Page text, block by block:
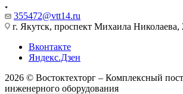
355472@vtt14.ru
г. Якутск, проспект Михаила Николаева,
Вконтакте
Яндекс.Дзен
2026 © Востоктехторг – Комплексный
инженерного оборудования